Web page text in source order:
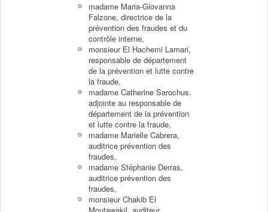
madame Maria-Giovanna
Falzone, directrice de la
prévention des fraudes et du
contrôle interne,
monsieur El Hachemi Lamari,
responsable de département
de la prévention et lutte contre
la fraude,
madame Catherine Sarochus,
adjointe au responsable de
département de la prévention
et lutte contre la fraude,
madame Marielle Cabrera,
auditrice prévention des
fraudes,
madame Stéphanie Derras,
auditrice prévention des
fraudes,
monsieur Chakib El